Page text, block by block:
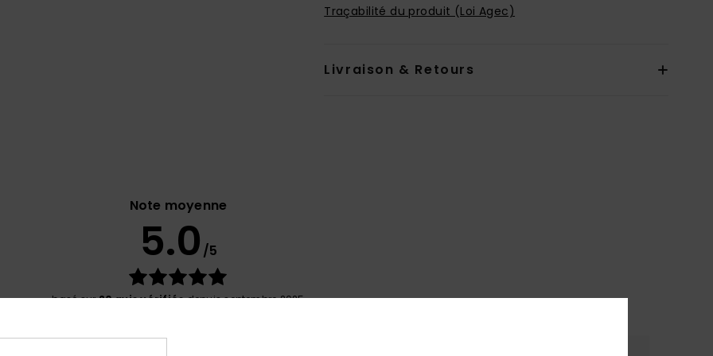
Traçabilité du produit (Loi Agec)
Livraison & Retours
Note moyenne
5.0 /5
basé sur20 avis vérifiésdepuis septembre 2025